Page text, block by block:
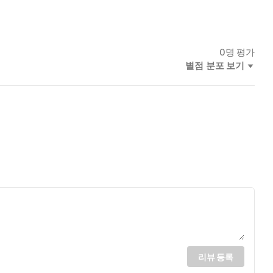
0명 평가
별점 분포 보기
리뷰 등록